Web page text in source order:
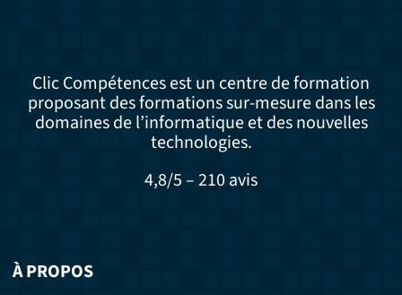
Clic Compétences est un centre de formation
proposant des formations sur-mesure dans les
domaines de l’informatique et des nouvelles
technologies.
4,8/5 – 210 avis
À PROPOS